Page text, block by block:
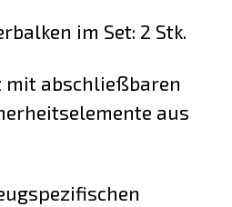
im Set: 2 Stk.
mit abschließbaren
aus